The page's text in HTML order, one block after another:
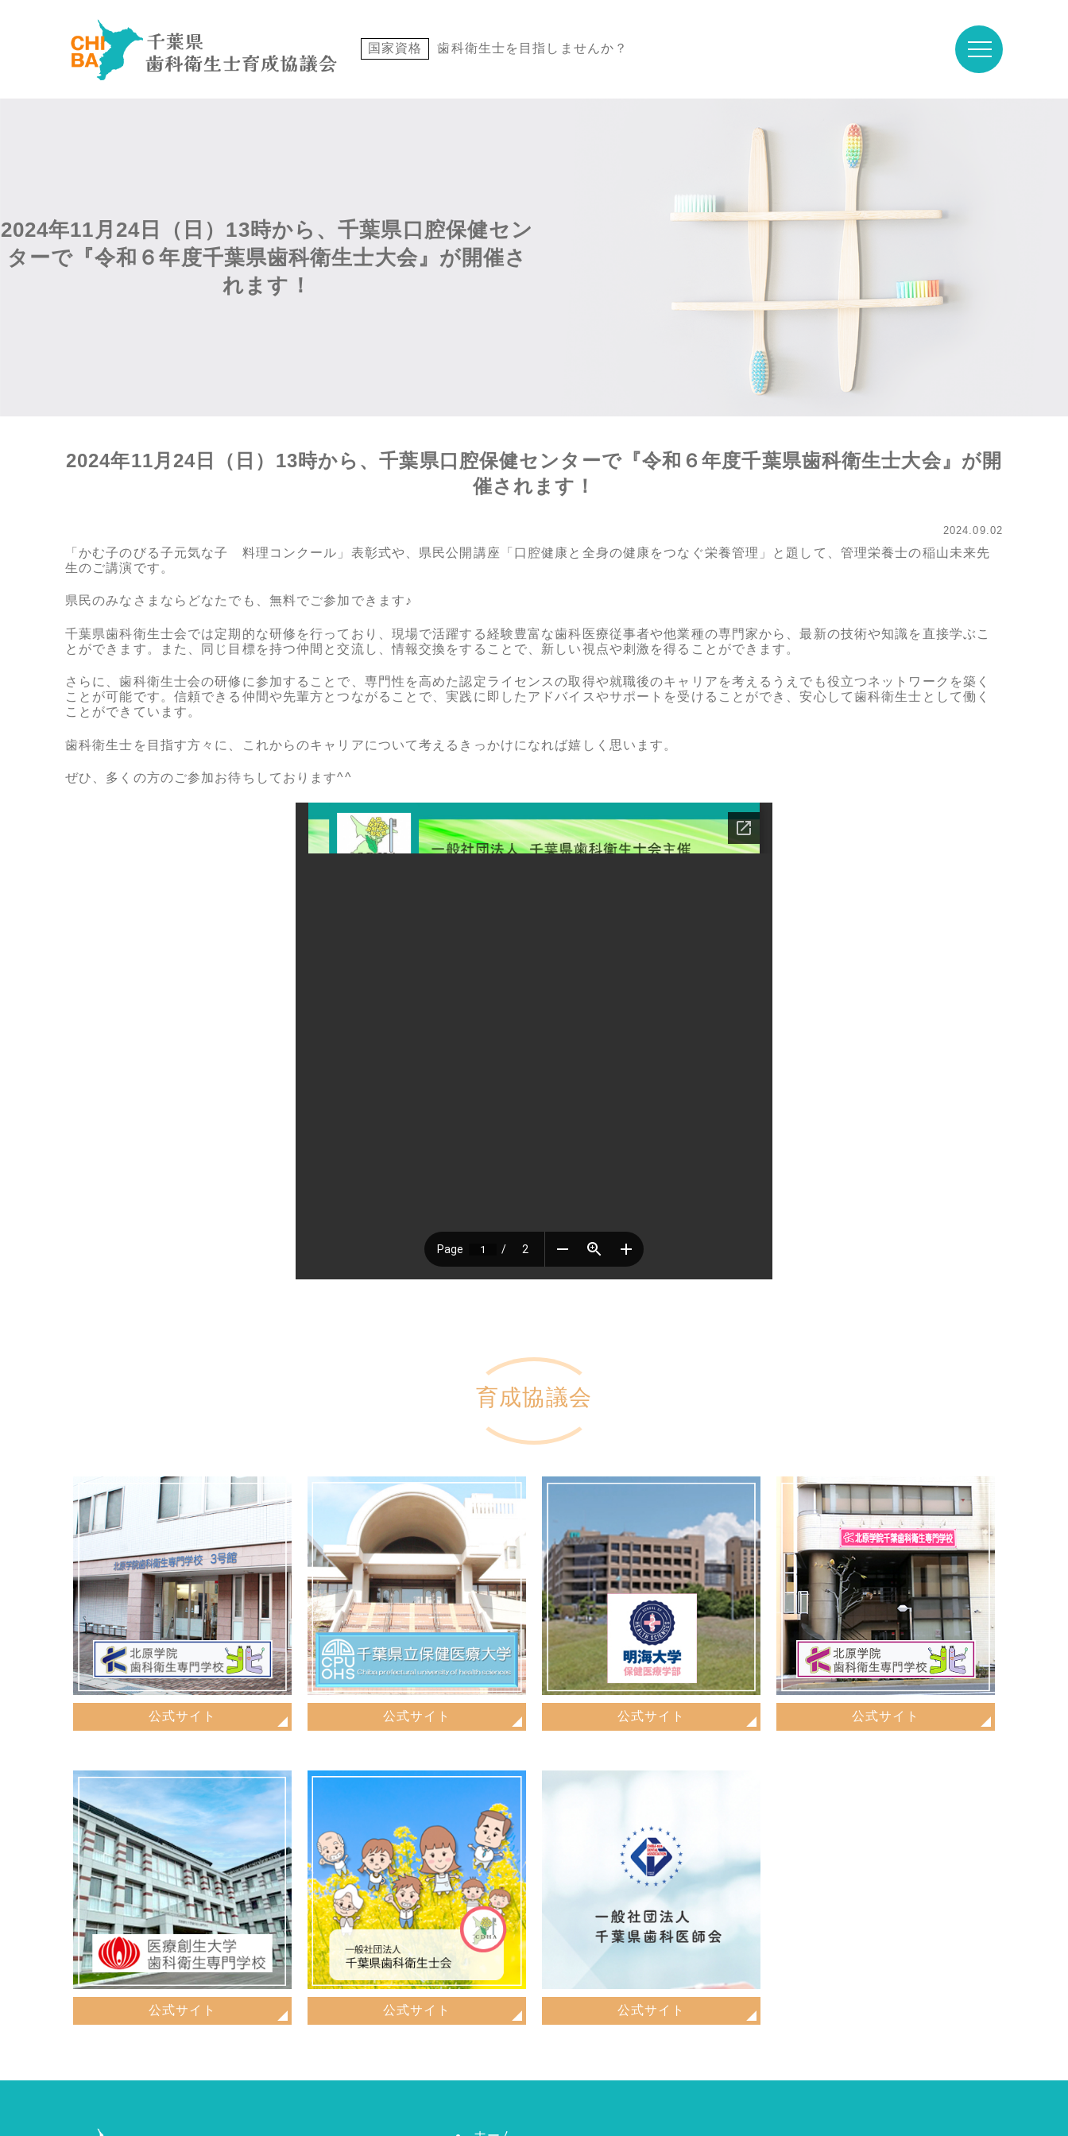
国家資格 歯科衛生士を目指しませんか？
2024年11月24日（日）13時から、千葉県口腔保健セン
ターで『令和６年度千葉県歯科衛生士大会』が開催さ
れます！
2024年11月24日（日）13時から、千葉県口腔保健センターで『令和６年度千葉県歯科衛生士大会』が開
催されます！
2024.09.02
「かむ子のびる子元気な子 料理コンクール」表彰式や、県民公開講座「口腔健康と全身の健康をつなぐ栄養管理」と題して、管理栄養士の稲山未来先
生のご講演です。
県民のみなさまならどなたでも、無料でご参加できます♪
千葉県歯科衛生士会では定期的な研修を行っており、現場で活躍する経験豊富な歯科医療従事者や他業種の専門家から、最新の技術や知識を直接学ぶこ
とができます。また、同じ目標を持つ仲間と交流し、情報交換をすることで、新しい視点や刺激を得ることができます。
さらに、歯科衛生士会の研修に参加することで、専門性を高めた認定ライセンスの取得や就職後のキャリアを考えるうえでも役立つネットワークを築く
ことが可能です。信頼できる仲間や先輩方とつながることで、実践に即したアドバイスやサポートを受けることができ、安心して歯科衛生士として働く
ことができています。
歯科衛生士を目指す方々に、これからのキャリアについて考えるきっかけになれば嬉しく思います。
ぜひ、多くの方のご参加お待ちしております^^
育成協議会
公式サイト 公式サイト 公式サイト 公式サイト
公式サイト 公式サイト 公式サイト